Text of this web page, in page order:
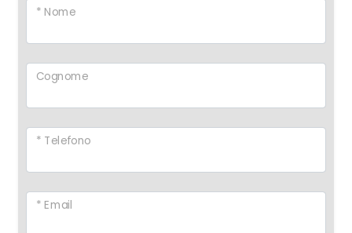
* Nome
Cognome
* Telefono
* Email